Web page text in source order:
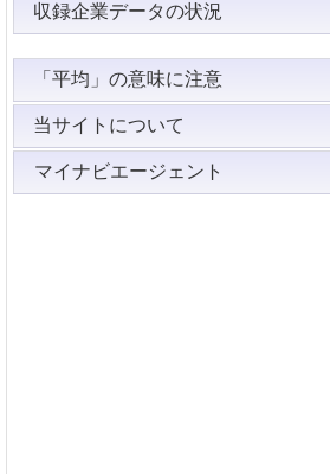
収録企業データの状況
「平均」の意味に注意
当サイトについて
マイナビエージェント